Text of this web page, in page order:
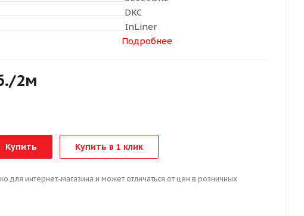
DKC
InLiner
Подробнее
/2м
Купить Купить в 1 клик
для интернет-магазина и может отличаться от цен в розничных